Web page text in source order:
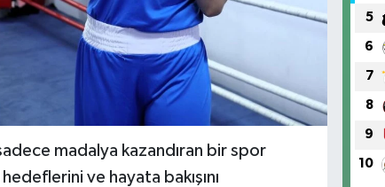
madalya kazandıran bir spor
ve hayata bakışını
5
6
7
8
9
10